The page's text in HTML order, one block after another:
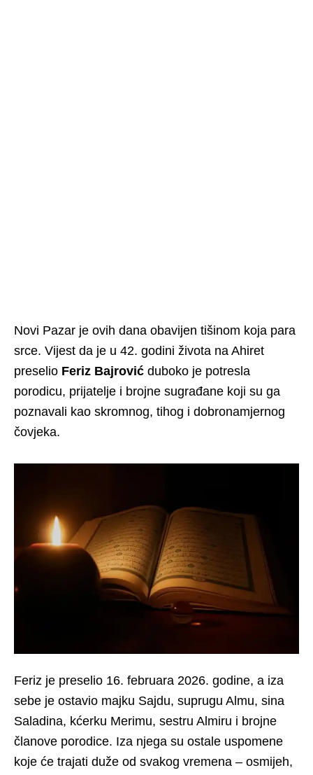
Novi Pazar je ovih dana obavijen tišinom koja para
srce. Vijest da je u 42. godini života na Ahiret
preselio Feriz Bajrović duboko je potresla
porodicu, prijatelje i brojne sugrađane koji su ga
poznavali kao skromnog, tihog i dobronamjernog
čovjeka.
Feriz je preselio 16. februara 2026. godine, a iza
sebe je ostavio majku Sajdu, suprugu Almu, sina
Saladina, kćerku Merimu, sestru Almiru i brojne
članove porodice. Iza njega su ostale uspomene
koje će trajati duže od svakog vremena – osmijeh,